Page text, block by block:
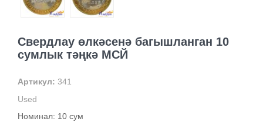
Свердлау өлкәсенә багышланган 10
сумлык тәңкә МСЙ
Артикул: 341
Used
Номинал: 10 сум